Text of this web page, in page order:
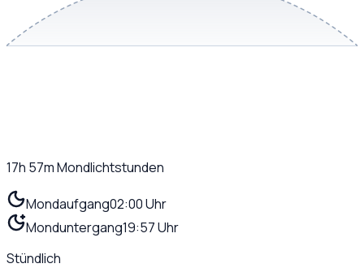
17h 57mMondlichtstunden
Mondaufgang02:00 Uhr
Monduntergang19:57 Uhr
Stündlich